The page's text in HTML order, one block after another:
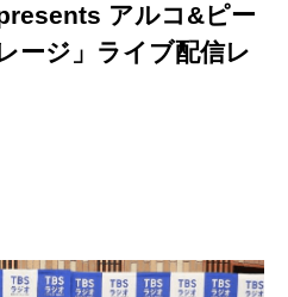
アルコ&ピー
ージ」ライブ配信レ